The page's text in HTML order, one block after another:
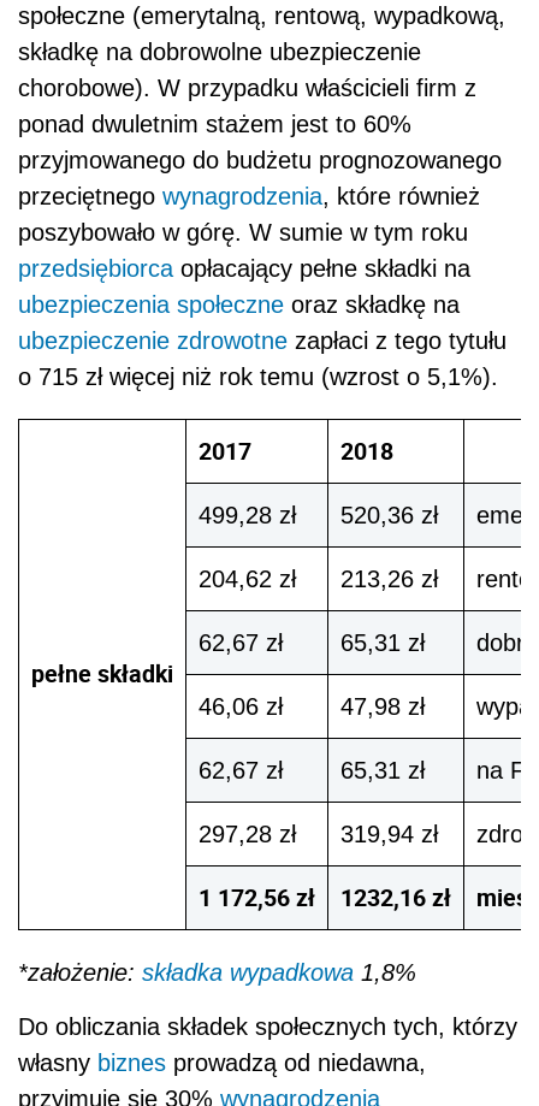
społeczne (emerytalną, rentową, wypadkową,
składkę na dobrowolne ubezpieczenie
chorobowe). W przypadku właścicieli firm z
ponad dwuletnim stażem jest to 60%
przyjmowanego do budżetu prognozowanego
przeciętnego wynagrodzenia, które również
poszybowało w górę. W sumie w tym roku
przedsiębiorca opłacający pełne składki na
ubezpieczenia społeczne oraz składkę na
ubezpieczenie zdrowotne zapłaci z tego tytułu
o 715 zł więcej niż rok temu (wzrost o 5,1%).
pełne składki
2017 2018
499,28 zł 520,36 zł
204,62 zł 213,26 zł
62,67 zł 65,31 zł
46,06 zł 47,98 zł
62,67 zł 65,31 zł na
297,28 zł 319,94 zł
1 172,56 zł 1232,16 zł
*założenie: składka wypadkowa 1,8%
Do obliczania składek społecznych tych, którzy
własny biznes prowadzą od niedawna,
przyjmuje się 30% wynagrodzenia